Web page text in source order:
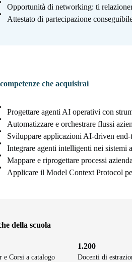
Opportunità di networking: ti
Attestato di partecipazione
che acquisirai
Progettare agenti AI operativi con
Automatizzare e orchestrare flussi
Sviluppare applicazioni AI-driven
Integrare agenti intelligenti nei sistemi
Mappare e riprogettare processi
Applicare il Model Context Protocol
della scuola
e Corsi a catalogo
1.200
Docenti di